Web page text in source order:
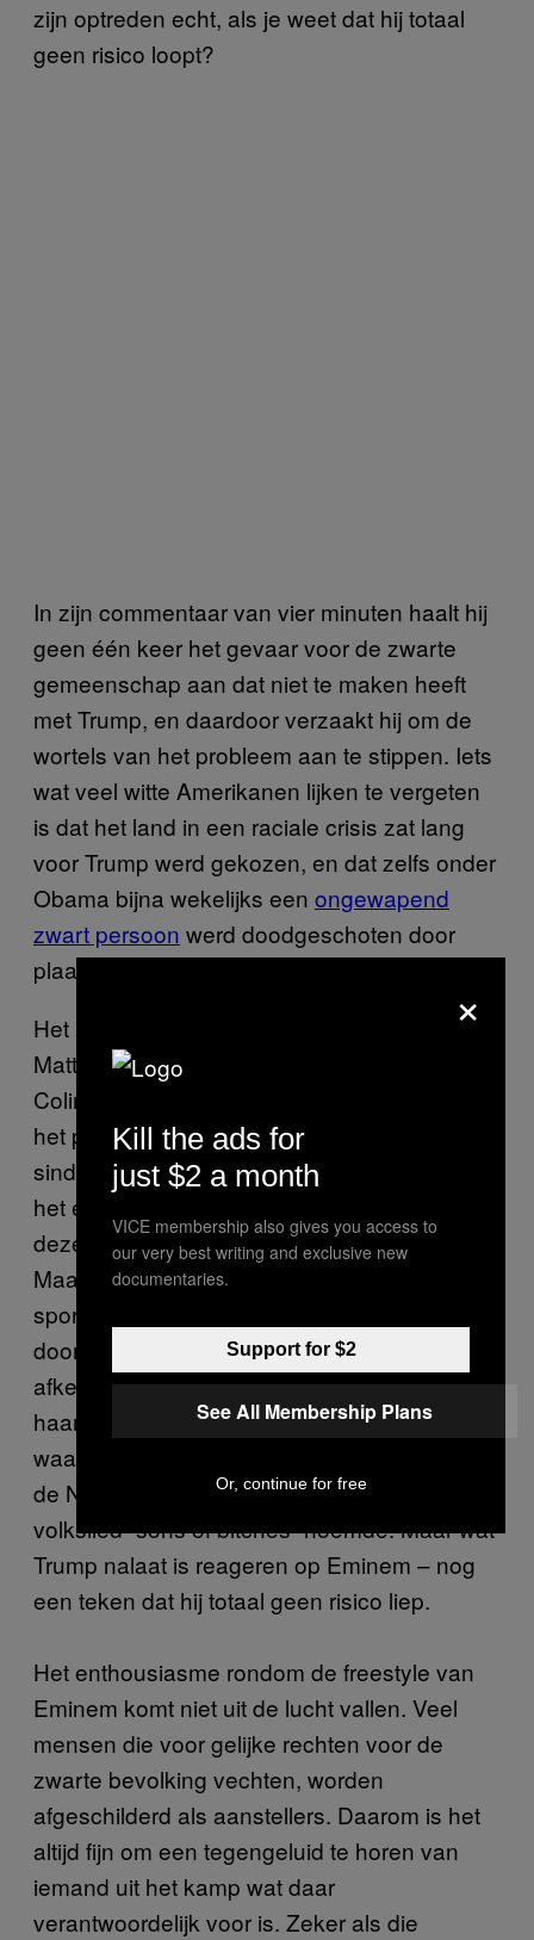
zijn optreden echt, als je weet dat hij totaal
geen risico loopt?
In zijn commentaar van vier minuten haalt hij
geen één keer het gevaar voor de zwarte
gemeenschap aan dat niet te maken heeft
met Trump, en daardoor verzaakt hij om de
wortels van het probleem aan te stippen. Iets
wat veel witte Amerikanen lijken te vergeten
is dat het land in een raciale crisis zat lang
voor Trump werd gekozen, en dat zelfs onder
Obama bijna wekelijks een ongewapend
zwart persoon werd doodgeschoten door
plaatselijke politie.
Het is geen toeval dat zowel de Black Lives
Matter-beweging als de protesten rondom
Colin Kaepernick zijn aangewakkerd tijdens
het presidentschap van Barack Obama. En
sinds Trump hem heeft vervangen, maakt hij
het een top prioriteit om zwarte mensen in
deze bewegingen een doelwit te maken.
Maandagochtend, nadat de zwarte
sportverslaggever Jemele Hill werd ontslagen
door ESPN, mede vanwege aanhoudend
afkeuren van de president,tweetteTrump dat
haar kritiek de reden was voor de kelderende
waardering van ESPN. En dat was nadat hij
de NFL-spelers die protesteerde tijdens het
volkslied ”sons of bitches” noemde. Maar wat
Trump nalaat is reageren op Eminem – nog
een teken dat hij totaal geen risico liep.
Het enthousiasme rondom de freestyle van
Eminem komt niet uit de lucht vallen. Veel
mensen die voor gelijke rechten voor de
zwarte bevolking vechten, worden
afgeschilderd als aanstellers. Daarom is het
altijd fijn om een tegengeluid te horen van
iemand uit het kamp wat daar
verantwoordelijk voor is. Zeker als die
×
Kill the ads for
just $2 a month
VICE membership also gives you access to
our very best writing and exclusive new
documentaries.
Support for $2
See All Membership Plans
Or, continue for free